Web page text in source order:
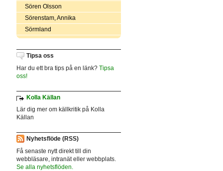
Sören Olsson
Sörenstam, Annika
Sörmland
Tipsa oss
Har du ett bra tips på en länk? Tipsa
oss!
Kolla Källan
Lär dig mer om källkritik på Kolla
Källan
Nyhetsflöde (RSS)
Få senaste nytt direkt till din
webbläsare, intranät eller webbplats.
Se alla nyhetsflöden.